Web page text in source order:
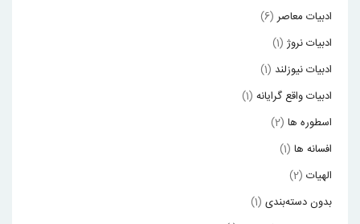
ادبیات معاصر (6)
ادبیات نروژ (1)
ادبیات نیوزلند (1)
ادبیات واقع گرایانه (1)
اسطوره ها (2)
افسانه ها (1)
الهیات (2)
بدون دسته‌بندی (1)